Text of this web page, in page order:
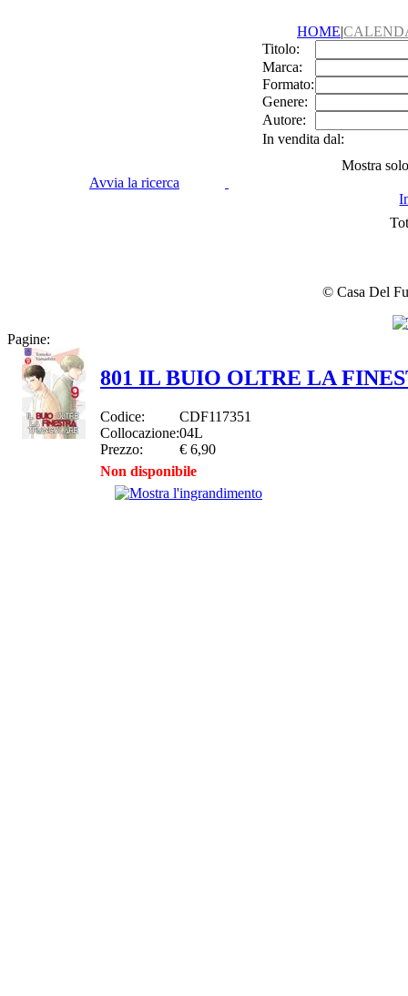
HOME|
Titolo:
Marca:
Formato:
Genere:
Autore:
In vendita dal:
Mostra
Avvia la ricerca
© Casa Del
Pagine:
801 IL BUIO OLTRE LA
Codice:
CDF117351
Collocazione:04L
Prezzo:
€ 6,90
Non disponibile